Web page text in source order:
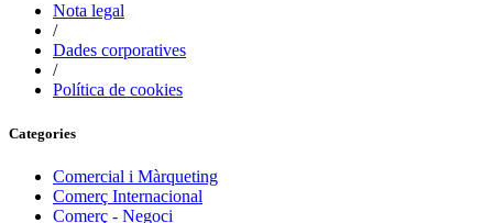
Nota legal
/
Dades corporatives
/
Política de cookies
Categories
Comercial i Màrqueting
Comerç Internacional
Comerç - Negoci